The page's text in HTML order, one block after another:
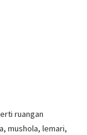
ruangan
mushola, lemari,